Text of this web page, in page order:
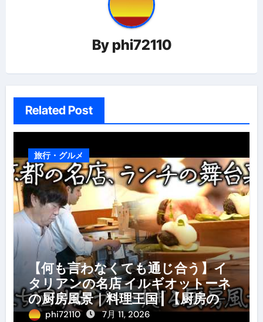
By phi72110
Related Post
旅行・グルメ
【何も言わなくても通じ合う】イ
タリアンの名店 イルギオットーネ
の厨房風景｜料理王国 | 【厨房の世
界】【イタリアン】【営業風景】
phi72110 7月 11, 2026